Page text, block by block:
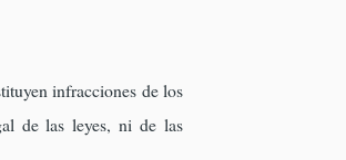
infracciones de los
de las leyes, ni de las